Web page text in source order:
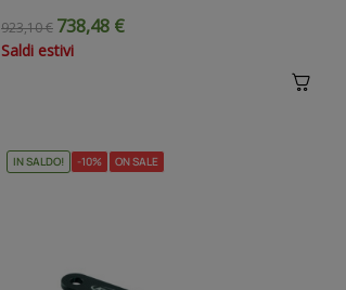
923,10 € 738,48 €
Saldi estivi
IN SALDO! -10% ON SALE